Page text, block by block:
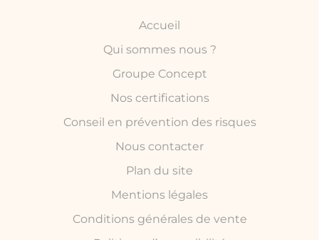
Accueil
Qui sommes nous ?
Groupe Concept
Nos certifications
Conseil en prévention des risques
Nous contacter
Plan du site
Mentions légales
Conditions générales de vente